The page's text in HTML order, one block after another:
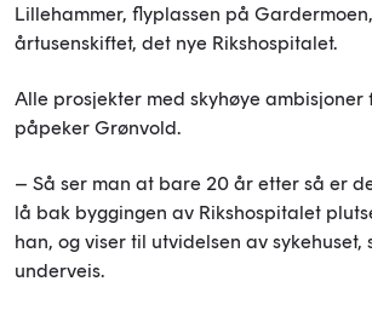
Lillehammer, flyplassen på
årtusenskiftet, det nye Rikshospitalet.
Alle prosjekter med skyhøye ambisjoner
påpeker Grønvold.
– Så ser man at bare 20 år etter så er
lå bak byggingen av Rikshospitalet
han, og viser til utvidelsen av sykehuset,
underveis.